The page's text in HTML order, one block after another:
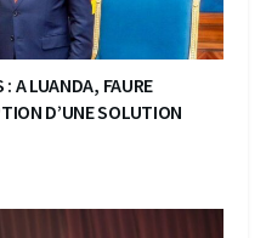
: A LUANDA, FAURE
D’UNE SOLUTION